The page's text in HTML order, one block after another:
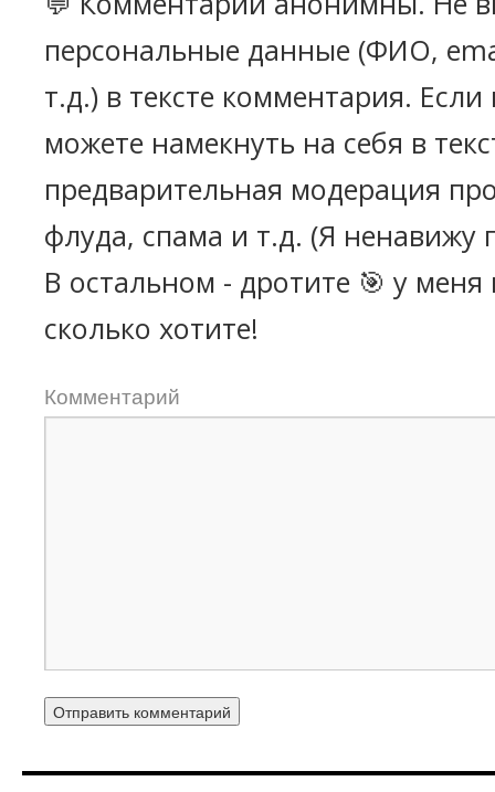
персональные данные (ФИО,
т.д.) в тексте комментария.
можете намекнуть на себя в
предварительная модерация
флуда, спама и т.д. (Я ненавижу
В остальном - дротите 🎯 у
сколько хотите!
Комментарий